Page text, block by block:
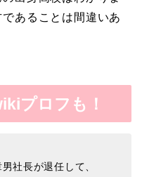
あることは間違いあ
プロフも！
社長が退任して、